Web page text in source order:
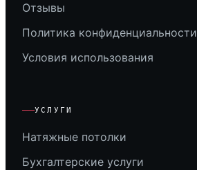
Отзывы
Политика конфиденциальности
Условия использования
УСЛУГИ
Натяжные потолки
Бухгалтерские услуги